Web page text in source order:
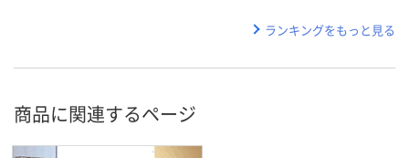
ランキングをもっと見る
商品に関連するページ